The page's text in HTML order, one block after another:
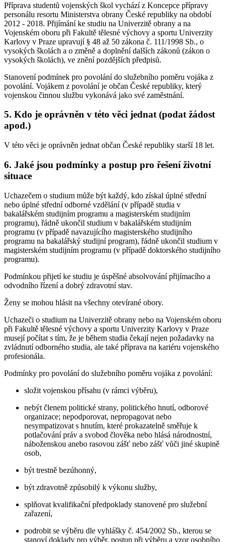
Příprava studentů vojenských škol vychází z Koncepce přípravy
personálu resortu Ministerstva obrany České republiky na období
2012 - 2018. Přijímání ke studiu na Univerzitě obrany a na
Vojenském oboru při Fakultě tělesné výchovy a sportu Univerzity
Karlovy v Praze upravují § 48 až 50 zákona č. 111/1998 Sb., o
vysokých školách a o změně a doplnění dalších zákonů (zákon o
vysokých školách), ve znění pozdějších předpisů.
Stanovení podmínek pro povolání do služebního poměru vojáka z
povolání. Vojákem z povolání je občan České republiky, který
vojenskou činnou službu vykonává jako své zaměstnání.
5. Kdo je oprávněn v této věci jednat (podat žádost
apod.)
V této věci je oprávněn jednat občan České republiky starší 18 let.
6. Jaké jsou podmínky a postup pro řešení životní
situace
Uchazečem o studium může být každý, kdo získal úplné střední
nebo úplné střední odborné vzdělání (v případě studia v
bakalářském studijním programu a magisterském studijním
programu), řádně ukončil studium v bakalářském studijním
programu (v případě navazujícího magisterského studijního
programu na bakalářský studijní program), řádně ukončil studium v
magisterském studijním programu (v případě doktorského studijního
programu).
Podmínkou přijetí ke studiu je úspěšné absolvování přijímacího a
odvodního řízení a dobrý zdravotní stav.
Ženy se mohou hlásit na všechny otevírané obory.
Uchazeči o studium na Univerzitě obrany nebo na Vojenském oboru
při Fakultě tělesné výchovy a sportu Univerzity Karlovy v Praze
musejí počítat s tím, že je během studia čekají nejen požadavky na
zvládnutí odborného studia, ale také příprava na kariéru vojenského
profesionála.
Podmínky pro povolání do služebního poměru vojáka z povolání:
složit vojenskou přísahu (v rámci výběru),
nebýt členem politické strany, politického hnutí, odborové
organizace; nepodporovat, nepropagovat nebo
nesympatizovat s hnutím, které prokazatelně směřuje k
potlačování práv a svobod člověka nebo hlásá národnostní,
náboženskou anebo rasovou zášť nebo zášť vůči jiné skupině
osob,
být trestně bezúhonný,
být zdravotně způsobilý k výkonu služby,
splňovat kvalifikační předpoklady stanovené pro služební
zařazení,
podrobit se výběru dle vyhlášky č. 454/2002 Sb., kterou se
stanoví doklady pro výběr, postup při výběru a vzor osobního